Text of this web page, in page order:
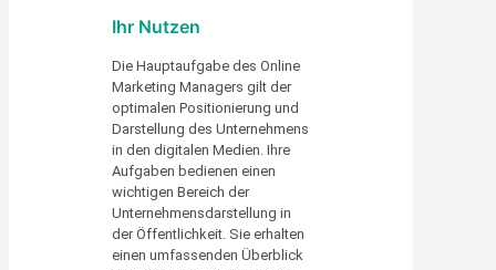
Ihr Nutzen
Die Hauptaufgabe des Online
Marketing Managers gilt der
optimalen Positionierung und
Darstellung des Unternehmens
in den digitalen Medien. Ihre
Aufgaben bedienen einen
wichtigen Bereich der
Unternehmensdarstellung in
der Öffentlichkeit. Sie erhalten
einen umfassenden Überblick